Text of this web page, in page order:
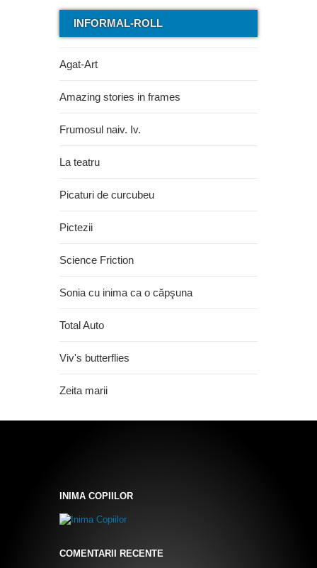
INFORMAL-ROLL
Agat-Art
Amazing stories in frames
Frumosul naiv. Iv.
La teatru
Picaturi de curcubeu
Pictezii
Science Friction
Sonia cu inima ca o căpşuna
Total Auto
Viv's butterflies
Zeita marii
INIMA COPIILOR
COMENTARII RECENTE